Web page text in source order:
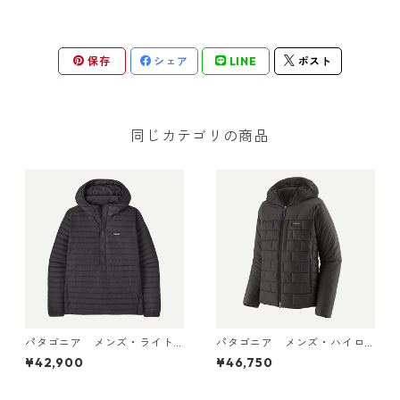
保存 シェア LINE ポスト
同じカテゴリの商品
パタゴニア メンズ・ライト
ウェイト・ダウン・セータ
ー・プルオーバー Black 319
¥42,900
パタゴニア メンズ・ハイロ
フト・ナノ・パフ・フーデ
¥46,750